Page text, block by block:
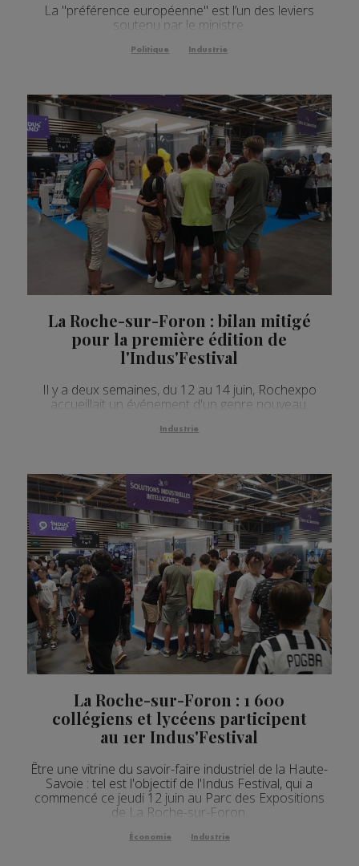
La "préférence européenne" est l’un des leviers
soutenu par le ministre.
Politique Industrie
La Roche-sur-Foron : bilan mitigé
pour la première édition de
l'Indus'Festival
Il y a deux semaines, du 12 au 14 juin, Rochexpo
accueillait un événement d'un genre nouveau.
Industrie
La Roche-sur-Foron : 1 600
collégiens et lycéens participent
au 1er Indus'Festival
Être une vitrine du savoir-faire industriel de la Haute-
Savoie : tel est l'objectif de l'Indus Festival, qui a
commencé ce jeudi 12 juin au Parc des Expositions
de La Roche-sur-Foron.
Économie Industrie